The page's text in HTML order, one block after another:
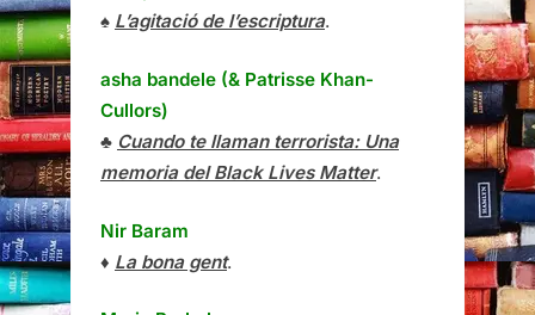
♠ L’agitació de l’escriptura.
asha bandele (& Patrisse Khan-
Cullors)
♣ Cuando te llaman terrorista: Una
memoria del Black Lives Matter.
Nir Baram
♦ La bona gent.